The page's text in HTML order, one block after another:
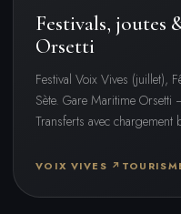
Festivals, joutes
Orsetti
Festival Voix Vives (juillet),
Sète. Gare Maritime
Transferts avec chargement
VOIX VIVES ↗